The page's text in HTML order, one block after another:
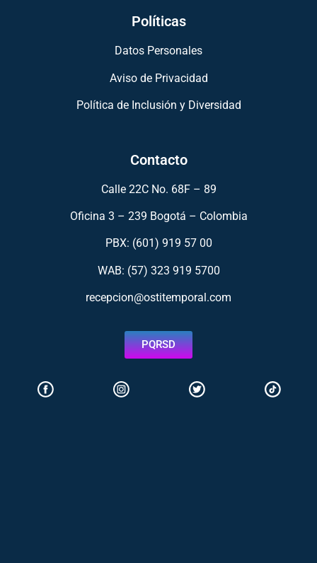
Políticas
Datos Personales
Aviso de Privacidad
Política de Inclusión y Diversidad
Contacto
Calle 22C No. 68F – 89
Oficina 3 – 239 Bogotá – Colombia
PBX: (601) 919 57 00
WAB: (57) 323 919 5700
recepcion@ostitemporal.com
PQRSD